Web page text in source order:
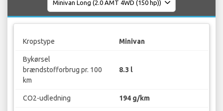
Kropstype Minivan
Bykørsel
brændstofforbrug pr. 100
km
8.3 l
CO2-udledning 194 g/km